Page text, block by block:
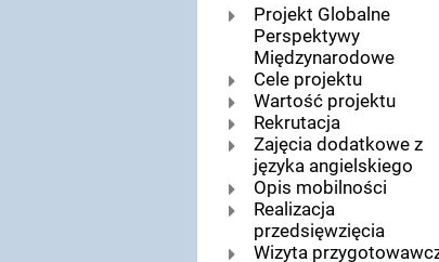
FRSE
2025
Projekt Globalne
Perspektywy
Międzynarodowe
Cele projektu
Wartość projektu
Rekrutacja
Zajęcia dodatkowe z
języka angielskiego
Opis mobilności
Realizacja
przedsięwzięcia
Wizyta